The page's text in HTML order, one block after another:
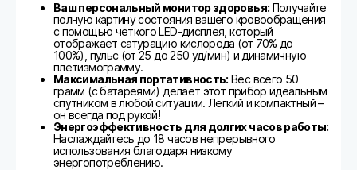
Ваш персональный монитор здоровья: Получайте
полную картину состояния вашего кровообращения
с помощью четкого LED-дисплея, который
отображает сатурацию кислорода (от 70% до
100%), пульс (от 25 до 250 уд/мин) и динамичную
плетизмограмму.
Максимальная портативность: Вес всего 50
грамм (с батареями) делает этот прибор идеальным
спутником в любой ситуации. Легкий и компактный –
он всегда под рукой!
Энергоэффективность для долгих часов работы:
Наслаждайтесь до 18 часов непрерывного
использования благодаря низкому
энергопотреблению.